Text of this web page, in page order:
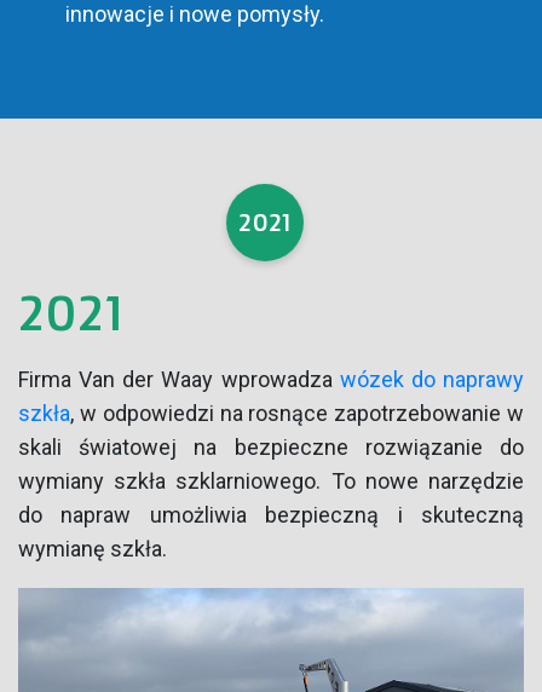
innowacje i nowe pomysły.
2021
2021
Firma Van der Waay wprowadza wózek do naprawy
szkła, w odpowiedzi na rosnące zapotrzebowanie w
skali światowej na bezpieczne rozwiązanie do
wymiany szkła szklarniowego. To nowe narzędzie
do napraw umożliwia bezpieczną i skuteczną
wymianę szkła.